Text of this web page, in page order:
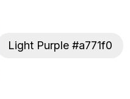
Light Purple #a771f0